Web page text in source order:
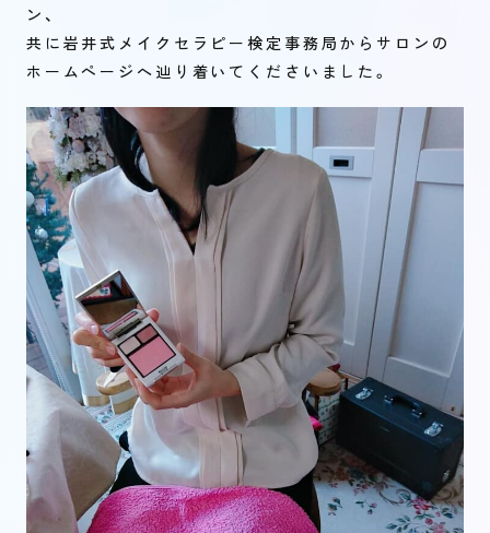
ン、
共に岩井式メイクセラピー検定事務局からサロンの
ホームページへ辿り着いてくださいました。